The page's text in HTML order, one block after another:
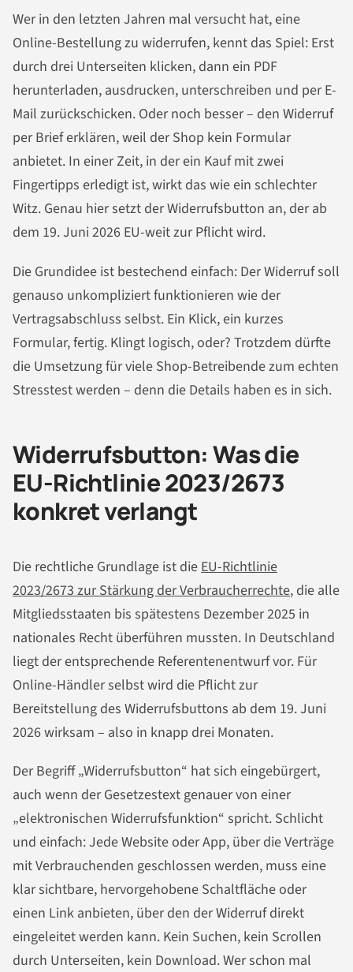
Wer in den letzten Jahren mal versucht hat, eine
Online-Bestellung zu widerrufen, kennt das Spiel: Erst
durch drei Unterseiten klicken, dann ein PDF
herunterladen, ausdrucken, unterschreiben und per E-
Mail zurückschicken. Oder noch besser – den Widerruf
per Brief erklären, weil der Shop kein Formular
anbietet. In einer Zeit, in der ein Kauf mit zwei
Fingertipps erledigt ist, wirkt das wie ein schlechter
Witz. Genau hier setzt der Widerrufsbutton an, der ab
dem 19. Juni 2026 EU-weit zur Pflicht wird.
Die Grundidee ist bestechend einfach: Der Widerruf soll
genauso unkompliziert funktionieren wie der
Vertragsabschluss selbst. Ein Klick, ein kurzes
Formular, fertig. Klingt logisch, oder? Trotzdem dürfte
die Umsetzung für viele Shop-Betreibende zum echten
Stresstest werden – denn die Details haben es in sich.
Widerrufsbutton: Was die
EU-Richtlinie 2023/2673
konkret verlangt
Die rechtliche Grundlage ist die EU-Richtlinie
2023/2673 zur Stärkung der Verbraucherrechte, die alle
Mitgliedsstaaten bis spätestens Dezember 2025 in
nationales Recht überführen mussten. In Deutschland
liegt der entsprechende Referentenentwurf vor. Für
Online-Händler selbst wird die Pflicht zur
Bereitstellung des Widerrufsbuttons ab dem 19. Juni
2026 wirksam – also in knapp drei Monaten.
Der Begriff „Widerrufsbutton“ hat sich eingebürgert,
auch wenn der Gesetzestext genauer von einer
„elektronischen Widerrufsfunktion“ spricht. Schlicht
und einfach: Jede Website oder App, über die Verträge
mit Verbrauchenden geschlossen werden, muss eine
klar sichtbare, hervorgehobene Schaltfläche oder
einen Link anbieten, über den der Widerruf direkt
eingeleitet werden kann. Kein Suchen, kein Scrollen
durch Unterseiten, kein Download. Wer schon mal